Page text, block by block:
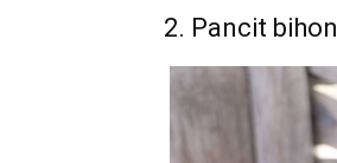
2. Pancit bihon